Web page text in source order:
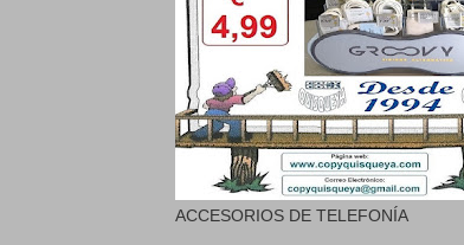
ACCESORIOS DE TELEFONÍA